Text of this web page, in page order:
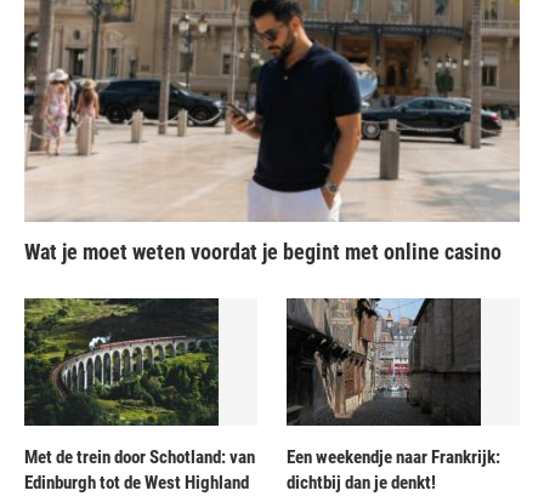
Wat je moet weten voordat je begint met online casino
Met de trein door Schotland: van
Edinburgh tot de West Highland
Een weekendje naar Frankrijk:
dichtbij dan je denkt!